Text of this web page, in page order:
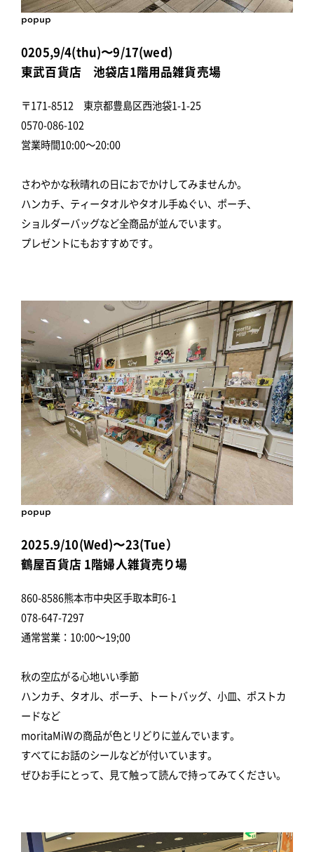
popup
0205,9/4(thu)〜9/17(wed)
東武百貨店 池袋店1階用品雑貨売場
〒171-8512 東京都豊島区西池袋1-1-25
0570-086-102
営業時間10:00～20:00
さわやかな秋晴れの日におでかけしてみませんか。
ハンカチ、ティータオルやタオル手ぬぐい、ポーチ、
ショルダーバッグなど全商品が並んでいます。
プレゼントにもおすすめです。
popup
2025.9/10(Wed)〜23(Tue）
鶴屋百貨店 1階婦人雑貨売り場
860-8586熊本市中央区手取本町6-1
078-647-7297
通常営業：10:00～19;00
秋の空広がる心地いい季節
ハンカチ、タオル、ポーチ、トートバッグ、小皿、ポストカ
ードなど
moritaMiWの商品が色とリどりに並んでいます。
すべてにお話のシールなどが付いています。
ぜひお手にとって、見て触って読んで持ってみてください。